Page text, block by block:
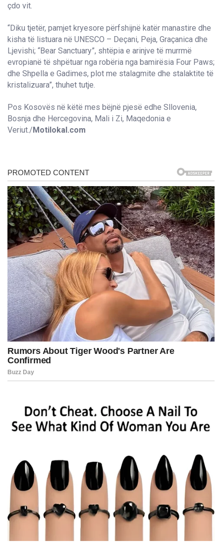
çdo vit.
“Diku tjetër, pamjet kryesore përfshijnë katër manastire dhe
kisha të listuara në UNESCO – Deçani, Peja, Graçanica dhe
Ljevishi; “Bear Sanctuary”, shtëpia e arinjve të murrmë
evropianë të shpëtuar nga robëria nga bamirësia Four Paws;
dhe Shpella e Gadimes, plot me stalagmite dhe stalaktite të
kristalizuara”, thuhet tutje.
Pos Kosovës në këtë mes bëjnë pjesë edhe Sllovenia,
Bosnja dhe Hercegovina, Mali i Zi, Maqedonia e
Veriut./Motilokal.com